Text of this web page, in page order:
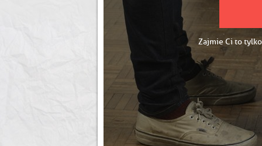
Zajmie Ci to